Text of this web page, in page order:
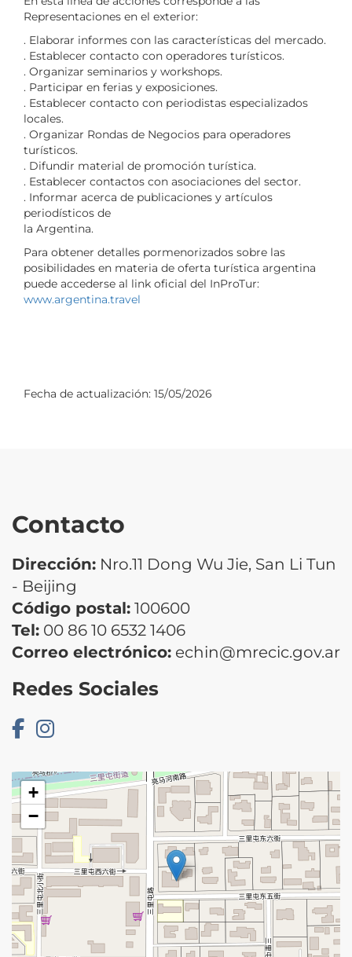
Representaciones en el exterior:
. Elaborar informes con las características del mercado.
. Establecer contacto con operadores turísticos.
. Organizar seminarios y workshops.
. Participar en ferias y exposiciones.
. Establecer contacto con periodistas especializados
locales.
. Organizar Rondas de Negocios para operadores
turísticos.
. Difundir material de promoción turística.
. Establecer contactos con asociaciones del sector.
. Informar acerca de publicaciones y artículos
periodísticos de
la Argentina.
Para obtener detalles pormenorizados sobre las
posibilidades en materia de oferta turística argentina
puede accederse al link oficial del InProTur:
www.argentina.travel
Fecha de actualización: 15/05/2026
Contacto
Dirección: Nro.11 Dong Wu Jie, San Li Tun
- Beijing
Código postal: 100600
Tel: 00 86 10 6532 1406
Correo electrónico: echin@mrecic.gov.ar
Redes Sociales
+
−